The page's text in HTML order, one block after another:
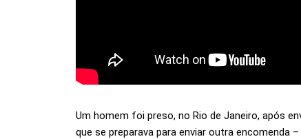
Um homem foi preso, no Rio de Janeiro, após
que se preparava para enviar outra encomenda